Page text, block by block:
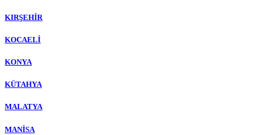
KIRŞEHİR
KOCAELİ
KONYA
KÜTAHYA
MALATYA
MANİSA